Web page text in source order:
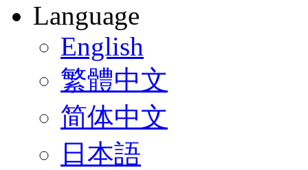
Language
English
繁體中文
简体中文
日本語